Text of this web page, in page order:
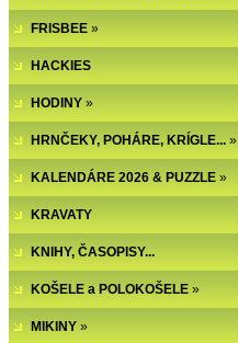
FRISBEE »
HACKIES
HODINY »
HRNČEKY, POHÁRE, KRÍGLE... »
KALENDÁRE 2026 & PUZZLE »
KRAVATY
KNIHY, ČASOPISY...
KOŠELE a POLOKOŠELE »
MIKINY »